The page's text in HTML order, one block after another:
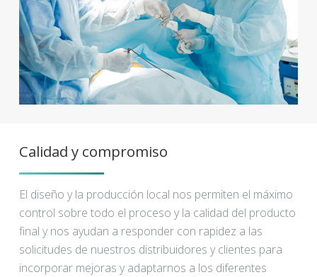
Calidad y compromiso
El diseño y la producción local nos permiten el máximo
control sobre todo el proceso y la calidad del producto
final y nos ayudan a responder con rapidez a las
solicitudes de nuestros distribuidores y clientes para
incorporar mejoras y adaptarnos a los diferentes